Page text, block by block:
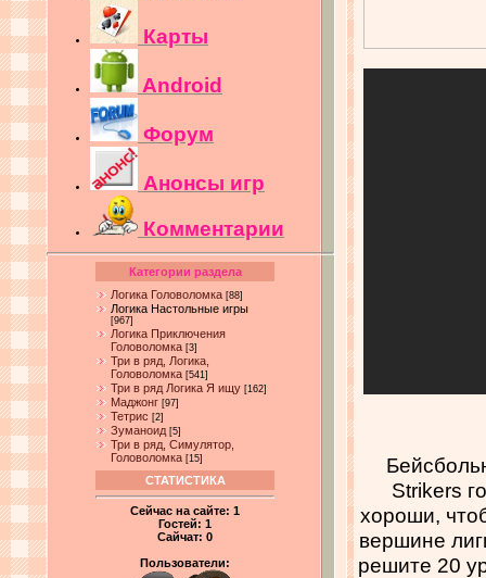
Карты
Android
Форум
Анонсы игр
Комментарии
Категории раздела
Логика Головоломка [88]
Логика Настольные игры
[967]
Логика Приключения
Головоломка [3]
Три в ряд, Логика,
Головоломка [541]
Три в ряд Логика Я ищу [162]
Маджонг [97]
Тетрис [2]
Зуманоид [5]
Три в ряд, Симулятор,
Головоломка [15]
СТАТИСТИКА
Сейчас на сайте: 1
Гостей: 1
Сайчат: 0
Пользователи:
Strikers
хороши,
вершине
решите 20